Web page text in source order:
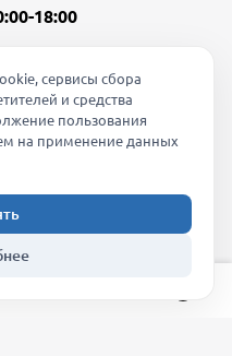
18:00
сетях:
магазин
сервисы сбора
и средства
пользования
на применение данных